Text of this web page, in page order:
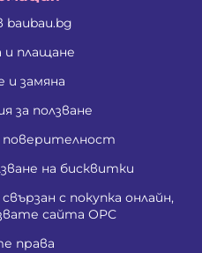
baubau.bg
и плащане
и замяна
за ползване
на бисквитки
с покупка онлайн,
сайта ОРС
права